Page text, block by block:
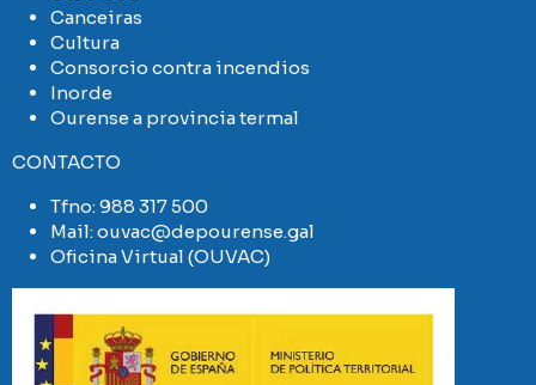
Canceiras
Cultura
Consorcio contra incendios
Inorde
Ourense a provincia termal
CONTACTO
Tfno:988 317 500
Mail:ouvac@depourense.gal
Oficina Virtual (OUVAC)